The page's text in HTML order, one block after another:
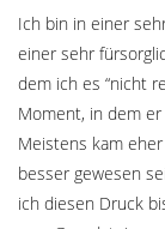
Ich bin in einer
einer sehr
dem ich es “nicht
Moment, in dem
Meistens kam
besser gewesen
ich diesen Druck